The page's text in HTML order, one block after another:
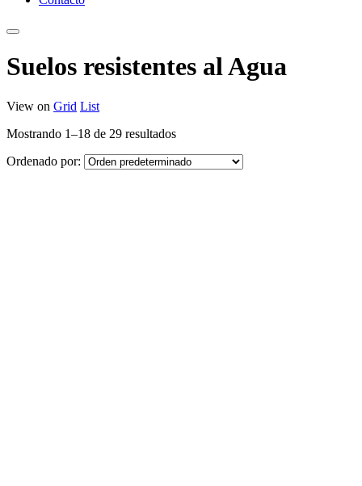
Suelos resistentes al Agua
View on Grid List
Mostrando 1–18 de 29 resultados
Ordenado por: